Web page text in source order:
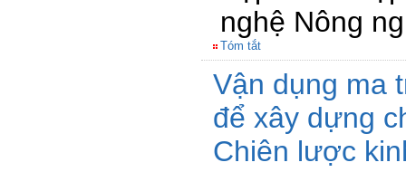
nghệ Nông
Tóm tắt
Vận dụng ma
để xây dựng
Chiên lược